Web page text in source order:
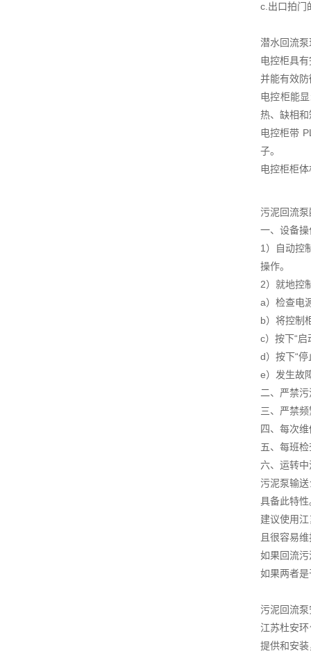
c.出口拍门
潜水回流
电控柜具
并能有效
电控柜能
热、缺相
电控柜带
子。
电控柜柜
污泥回流
一、设备操
1）自动控
操作。
2）就地控
a）检查电
b）将控制
c）按下“
d）按下“
e）发生故
二、严禁
三、严禁
四、每次
五、每班
六、运转
污泥泵输
具备此特性
建议使用
且很容易
如果回流
如果两者
污泥回流
江苏杜安
提供和安